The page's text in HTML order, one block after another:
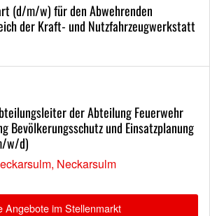
(d/m/w) für den Abwehrenden
der Kraft- und Nutzfahrzeugwerkstatt
der Abteilung Feuerwehr
Bevölkerungsschutz und Einsatzplanung
w/d)
Neckarsulm
Angebote im Stellenmarkt